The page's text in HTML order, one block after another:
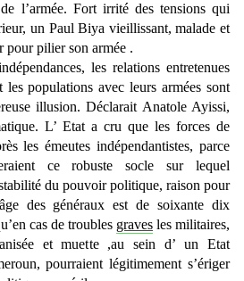
l’armée. Fort irrité des tensions qui
un Paul Biya vieillissant, malade et
pour pilier son armée .
les relations entretenues
les populations avec leurs armées sont
illusion. Déclarait Anatole Ayissi,
L’ Etat a cru que les forces de
les émeutes indépendantistes, parce
ce robuste socle sur lequel
du pouvoir politique, raison pour
des généraux est de soixante dix
cas de troubles graves les militaires,
et muette ,au sein d’ un Etat
pourraient légitimement s’ériger